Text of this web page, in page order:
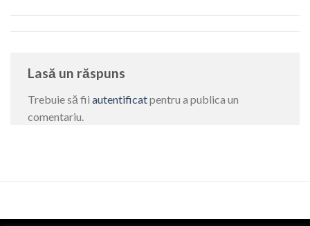
Lasă un răspuns
Trebuie să fii autentificatpentru a publica un
comentariu.